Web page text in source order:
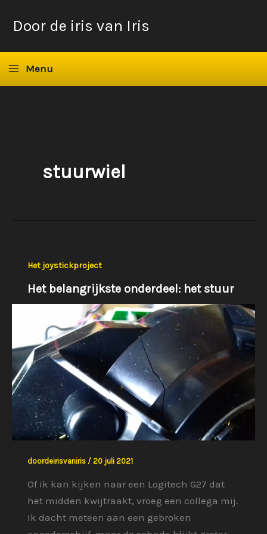
naarDoor de iris van Iris
Menu
stuurwiel
Het joystickproject
Het belangrijkste onderdeel: het stuur
doordeirisvaniris / 20 juli 2021
Of ik kan kijken naar een Logitech G27 dat
het midden kwijtraakt, vroeg een collega mij.
Ik dacht meteen aan een gebroken